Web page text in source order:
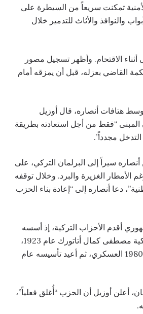
تمكنت سريعاً من السيطرة على
والنوافذ والأثاث للتدمير خلال
أثناء الاقتحام. وأظهر تسجيل مصور
القاضي بعزله، قبل أن يمزقه أمام
هتافات أنصاره، قال أوزيل
المبنى “فقط من أجل استعادته بطريقة
مجدداً”.
سيراً إلى البرلمان التركي، على
رغم الأمطار الغزيرة والبرد. وخلال توقفه
دعا أنصاره إلى “إعادة بناء الحزب
أقدم الأحزاب التركية، إذ أسسه
مؤسس الجمهورية التركية مصطفى كمال أتاتورك عام 1923،
قبل أن يُحل بعد انقلاب 1980 العسكري، ثم أعيد تأسيسه عام
أعلن أوزيل أن الحزب “أُغلق فعلياً”،